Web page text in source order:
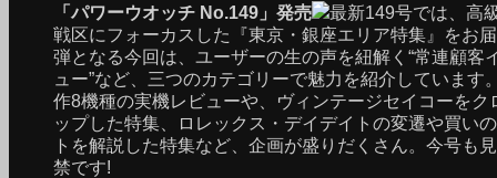
「パワーウオッチ No.149」発売
最新149号では、高
戦区にフォーカスした『東京・銀座エリア特集』をお
弾となる今回は、ユーザーの生の声を紐解く“常連顧客
ュー”など、三つのカテゴリーで魅力を紹介しています
作8機種の実機レビューや、ヴィンテージセイコーをク
ップした特集、ロレックス・デイデイトの変遷や買い
トを解説した特集など、企画が盛りだくさん。今号も
禁です!